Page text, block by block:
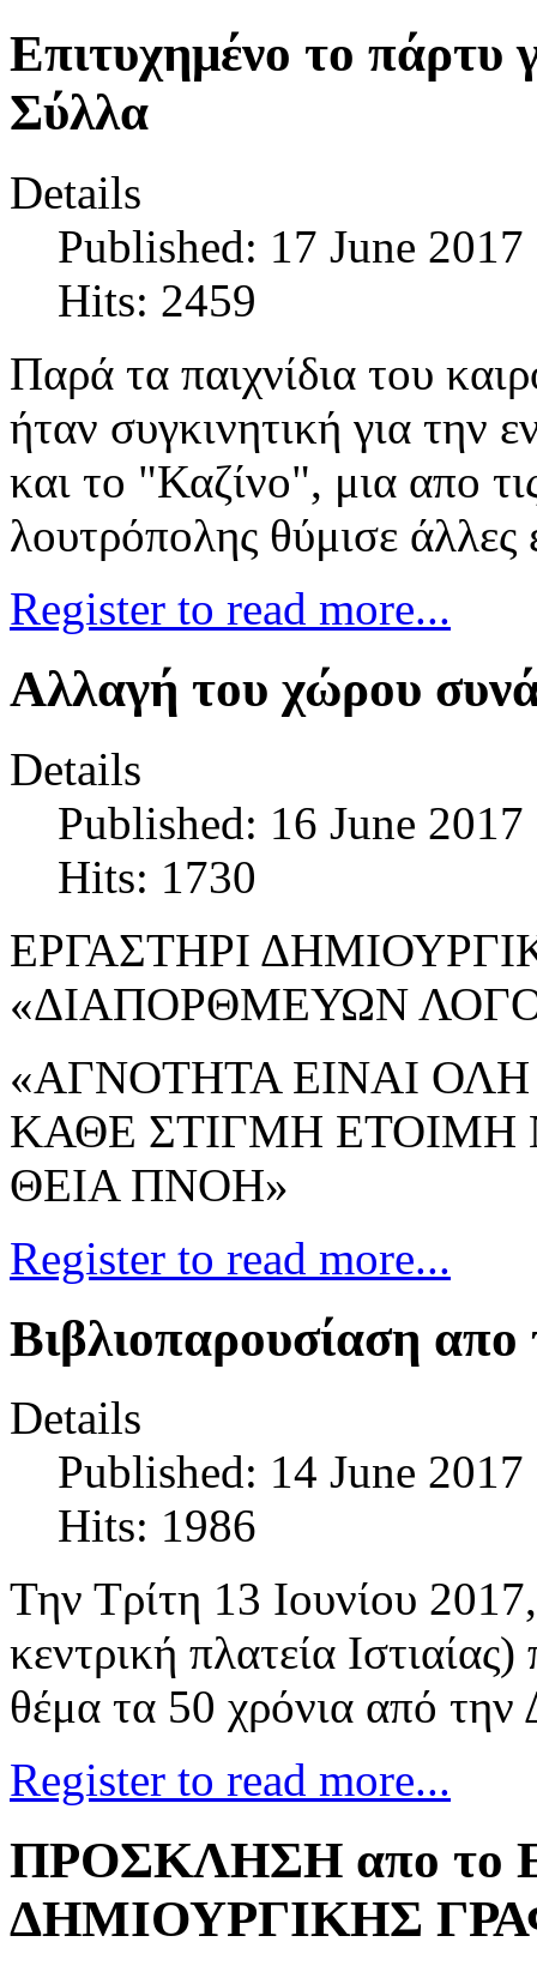
Επιτυχημένο το πάρτυ
Σύλλα
Details
Published: 17 June 2017
Hits: 2459
Παρά τα παιχνίδια του
ήταν συγκινητική για την
και το "Καζίνο", μια απο
λουτρόπολης θύμισε άλλες
Register to read more...
Αλλαγή του χώρου
Details
Published: 16 June 2017
Hits: 1730
EΡΓΑΣΤΗΡΙ
«ΔΙΑΠΟΡΘΜΕΥΩΝ
«ΑΓΝΟΤΗΤΑ ΕΙΝΑΙ
ΚΑΘΕ ΣΤΙΓΜΗ ΕΤΟΙΜΗ
ΘΕΙΑ ΠΝΟΗ»
Register to read more...
Βιβλιοπαρουσίαση
Details
Published: 14 June 2017
Hits: 1986
Την Τρίτη 13 Ιουνίου
κεντρική πλατεία
θέμα τα 50 χρόνια από την
Register to read more...
ΠΡΟΣΚΛΗΣΗ απο το
ΔΗΜΙΟΥΡΓΙΚΗΣ